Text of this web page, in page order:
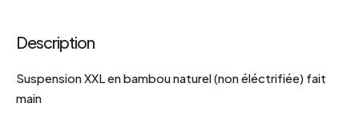
Description
Suspension XXL en bambou naturel (non éléctrifiée) fait
main